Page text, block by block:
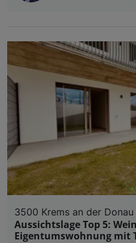
3500 Krems an der Donau
Aussichtslage Top 5:
Eigentumswohnung mit